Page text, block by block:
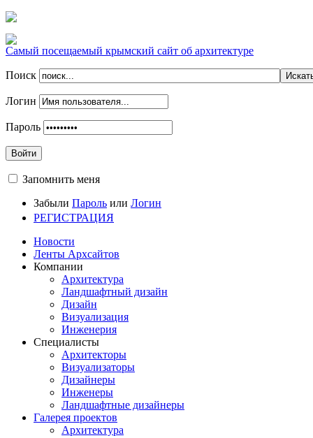
Самый посещаемый крымский сайт об архитектуре
Поиск
Логин
Пароль
Войти
Запомнить меня
Забыли Пароль или Логин
РЕГИСТРАЦИЯ
Новости
Ленты Архсайтов
Компании
Архитектура
Ландшафтный дизайн
Дизайн
Визуализация
Инженерия
Специалисты
Архитекторы
Визуализаторы
Дизайнеры
Инженеры
Ландшафтные дизайнеры
Галерея проектов
Архитектура